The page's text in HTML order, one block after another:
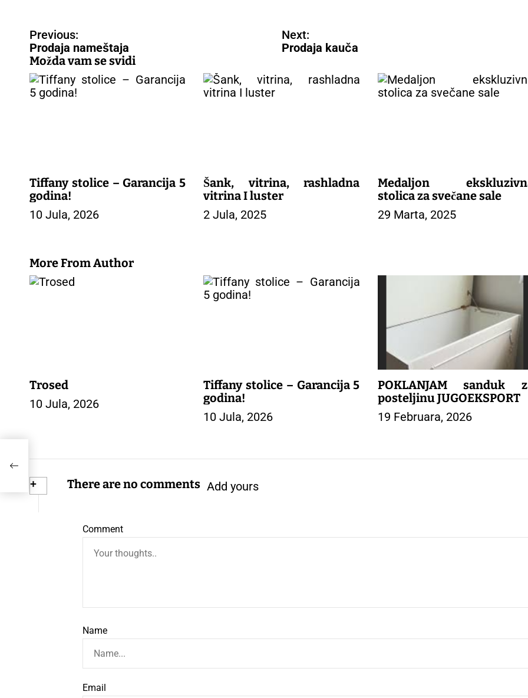
N
a
v
i
g
a
l
a
n
a
Previous:
Prodaja nameštaja
Next:
Prodaja kauča
Možda vam se svidi
Tiffany stolice – Garancija 5
godina!
10 Jula, 2026
Šank, vitrina, rashladna
vitrina I luster
2 Jula, 2025
Medaljon
stolica za svečane sale
29 Marta, 2025
More From Author
Trosed
10 Jula, 2026
Tiffany stolice – Garancija 5
godina!
10 Jula, 2026
POKLANJAM sanduk
posteljinu JUGOEKSPORT
19 Februara, 2026
+ There are no comments Add yours
Comment
Name
Email